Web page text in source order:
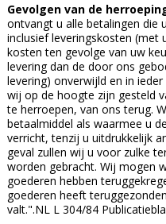
Gevolgen van de
ontvangt u alle betalingen
inclusief leveringskosten (met
kosten ten gevolge van uw
levering dan de door ons
levering) onverwijld en in
wij op de hoogte zijn gesteld
te herroepen, van ons terug.
betaalmiddel als waarmee u
verricht, tenzij u uitdrukkelijk
geval zullen wij u voor zulke
worden gebracht. Wij mogen
goederen hebben
goederen heeft
valt.".NL L 304/84